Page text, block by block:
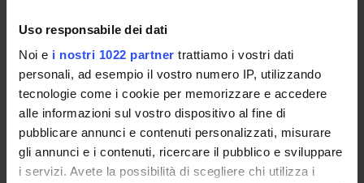
Uso responsabile dei dati
Noi e i nostri 1022 partner trattiamo i vostri dati
personali, ad esempio il vostro numero IP, utilizzando
tecnologie come i cookie per memorizzare e accedere
alle informazioni sul vostro dispositivo al fine di
pubblicare annunci e contenuti personalizzati, misurare
gli annunci e i contenuti, ricercare il pubblico e sviluppare
i servizi. Avete la possibilità di scegliere chi utilizza i
Cristina Spiller
Referente esterno
Data pubblicazione
5 ottobre 2016